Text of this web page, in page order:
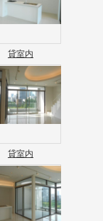
貸室内
貸室内